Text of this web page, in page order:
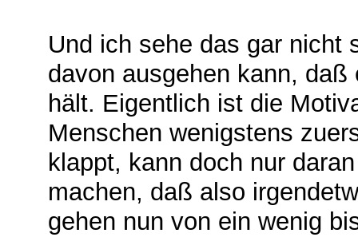
Und ich sehe das gar nicht
davon ausgehen kann,
hält. Eigentlich ist die
Menschen wenigstens
klappt, kann doch nur
machen, daß also
gehen nun von ein wenig